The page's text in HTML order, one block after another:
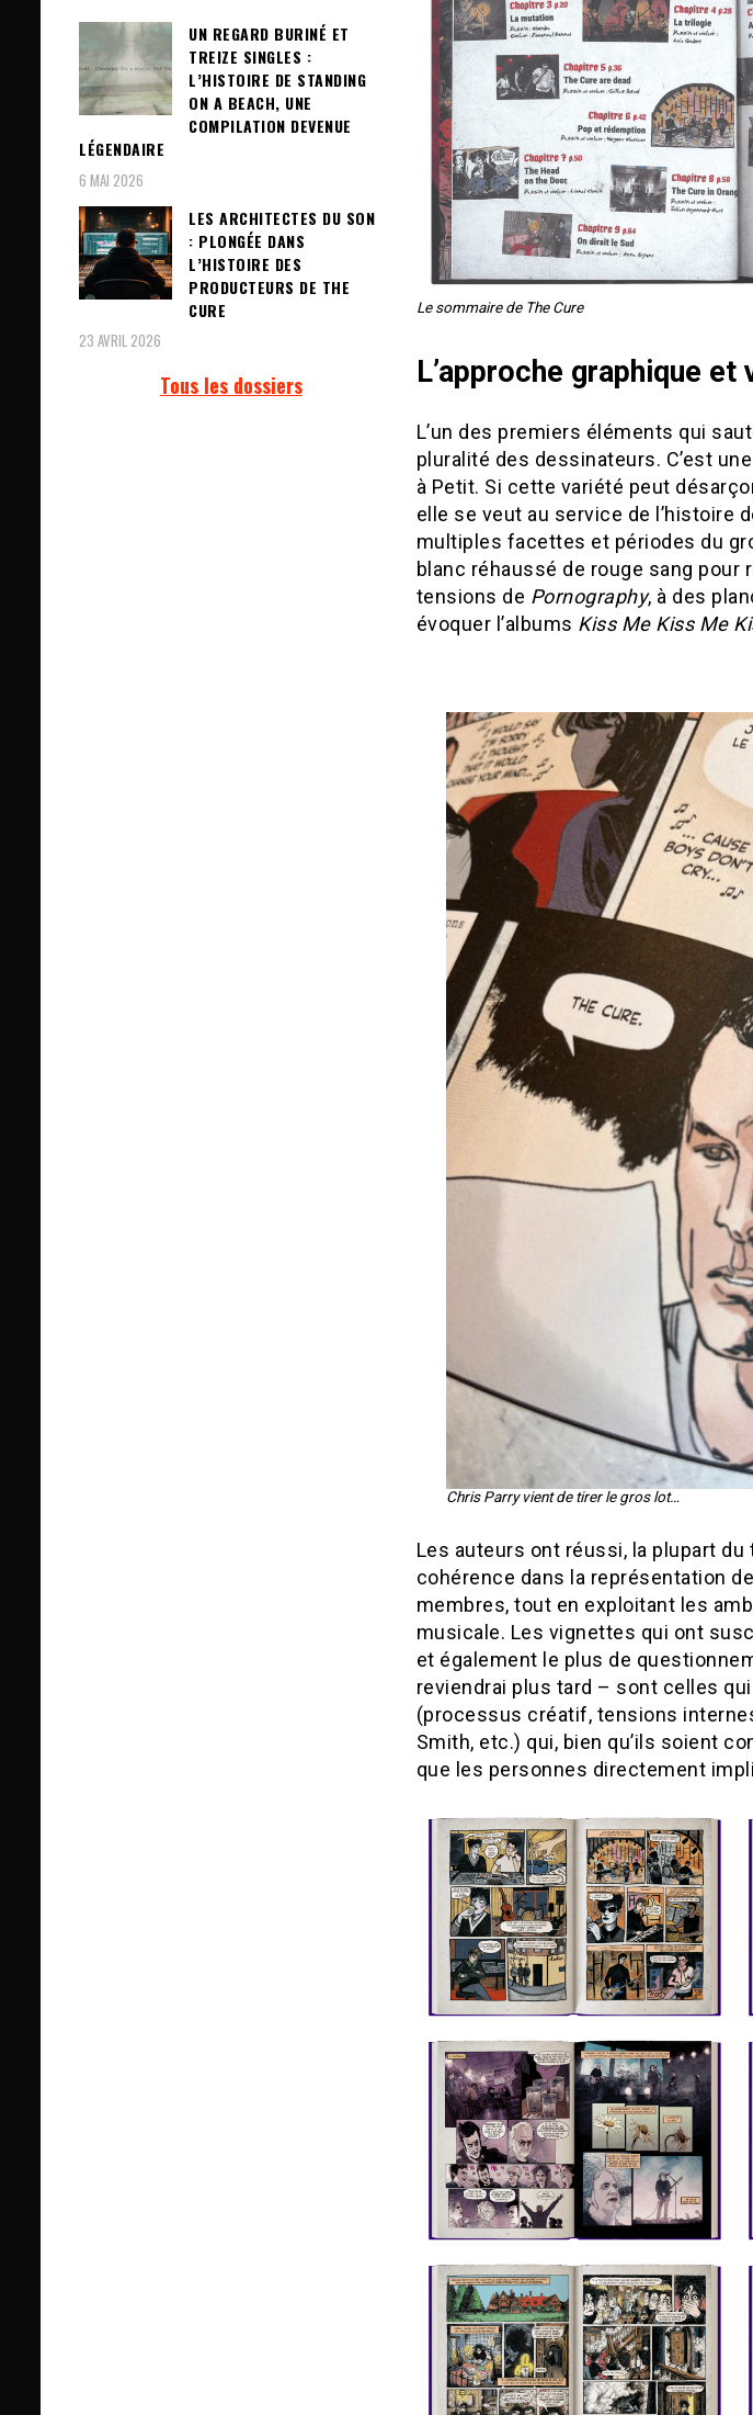
Le sommaire de The Cure
L’approche graphique et
L’un des premiers éléments qui
pluralité des dessinateurs. C’est
à Petit. Si cette variété peut
elle se veut au service de l’histoire
multiples facettes et périodes du
blanc réhaussé de rouge sang pour
tensions de Pornography, à des
évoquer l’albums Kiss Me Kiss Me
Chris Parry vient de tirer le gros lot…
Les auteurs ont réussi, la plupart du
cohérence dans la représentation de
membres, tout en exploitant les
musicale. Les vignettes qui ont
et également le plus de
reviendrai plus tard – sont celles
(processus créatif, tensions
Smith, etc.) qui, bien qu’ils soient
que les personnes directement
UN REGARD BURINÉ ET
TREIZE SINGLES :
L’HISTOIRE DE STANDING
ON A BEACH, UNE
COMPILATION DEVENUE
LÉGENDAIRE
6 MAI 2026
LES ARCHITECTES DU SON
: PLONGÉE DANS
L’HISTOIRE DES
PRODUCTEURS DE THE
CURE
23 AVRIL 2026
Tous les dossiers